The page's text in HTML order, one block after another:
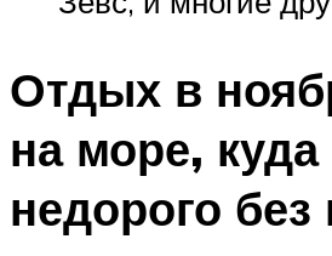
Отдых в
на море, куда
недорого